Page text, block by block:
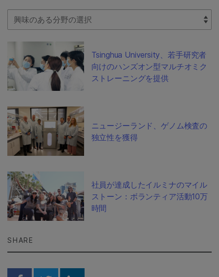
Select Filter
Tsinghua University、若手研究者
向けのハンズオン型マルチオミク
ストレーニングを提供
ニュージーランド、ゲノム検査の
独立性を獲得
社員が達成したイルミナのマイル
ストーン：ボランティア活動10万
時間
SHARE